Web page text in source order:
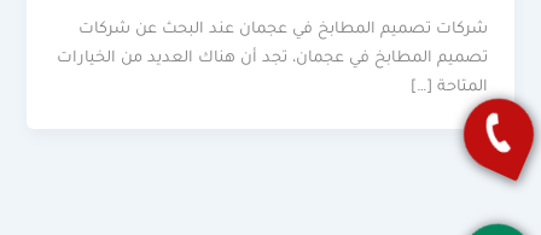
شركات تصميم المطابخ في عجمان عند البحث عن شركات
تصميم المطابخ في عجمان، تجد أن هناك العديد من الخيارات
المتاحة […]